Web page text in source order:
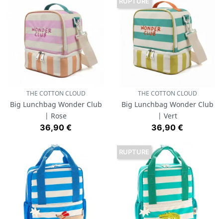
THE COTTON CLOUD
Big Lunchbag Wonder Club
| Rose
Prix
36,90 €
THE COTTON CLOUD
Big Lunchbag Wonder Club
| Vert
Prix
36,90 €
RUPTURE